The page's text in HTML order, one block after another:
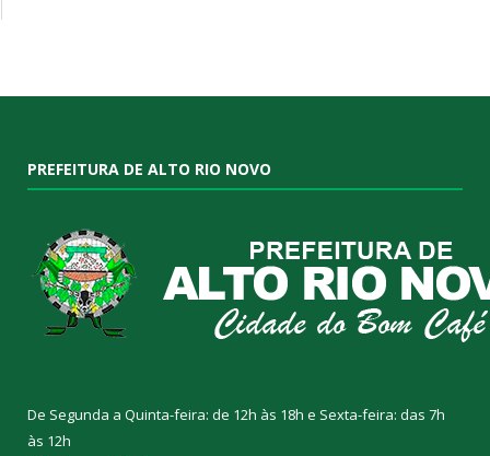
PREFEITURA DE ALTO RIO NOVO
De Segunda a Quinta-feira: de 12h às 18h e Sexta-feira: das 7h
às 12h